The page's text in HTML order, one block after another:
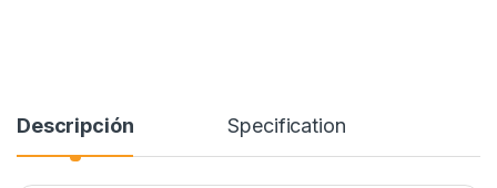
Descripción Specification